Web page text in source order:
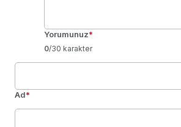
Yorumunuz*
0/30 karakter
Ad*